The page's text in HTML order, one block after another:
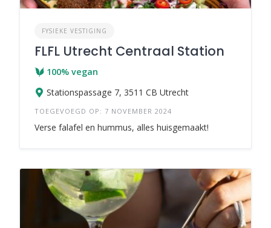
FYSIEKE VESTIGING
FLFL Utrecht Centraal Station
100% vegan
Stationspassage 7, 3511 CB Utrecht
TOEGEVOEGD OP: 7 NOVEMBER 2024
Verse falafel en hummus, alles huisgemaakt!